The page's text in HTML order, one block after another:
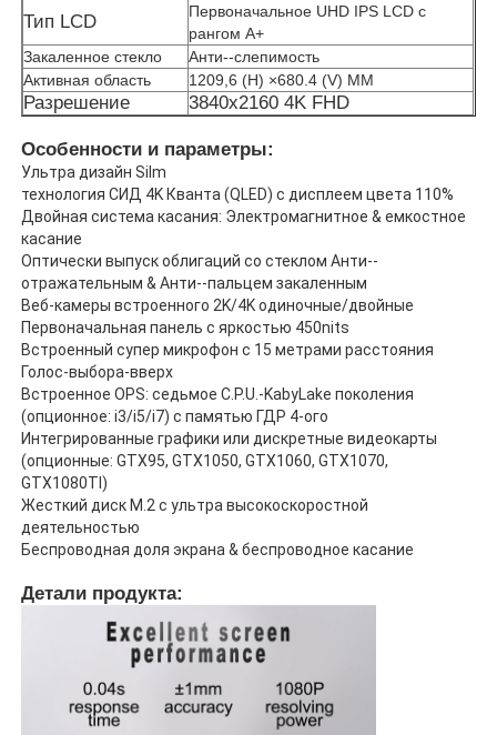
Главная страница
Продукция
Ролики
О Компании
Наша фабрика
контроль качества
контактные данные
Взаимодействующее классн классный цифров
Образование взаимодействующее Whiteboard
Тип LCD
Первоначальное UHD IPS LCD с
рангом A+
Закаленное стекло
Анти--слепимость
Активная область
1209,6 (H) ×680.4 (V) MM
Разрешение 3840x2160 4K FHD
Особенности и параметры:
Ультра дизайн Silm
технология СИД 4K Кванта (QLED) с дисплеем цвета 110%
Двойная система касания: Электромагнитное & емкостное
касание
Оптически выпуск облигаций со стеклом Анти--
отражательным & Анти--пальцем закаленным
Веб-камеры встроенного 2K/4K одиночные/двойные
Первоначальная панель с яркостью 450nits
Встроенный супер микрофон с 15 метрами расстояния
Голос-выбора-вверх
Встроенное OPS: седьмое C.P.U.-KabyLake поколения
(опционное: i3/i5/i7) с памятью ГДР 4-ого
Интегрированные графики или дискретные видеокарты
(опционные: GTX95, GTX1050, GTX1060, GTX1070,
GTX1080TI)
Жесткий диск M.2 с ультра высокоскоростной
деятельностью
Беспроводная доля экрана & беспроводное касание
Детали продукта: